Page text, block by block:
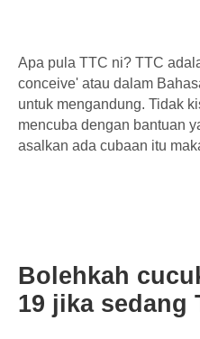
Apa pula TTC ni? TTC
conceive' atau dalam
untuk mengandung. Tidak
mencuba dengan bantuan
asalkan ada cubaan itu
Bolehkah
19 jika sedang